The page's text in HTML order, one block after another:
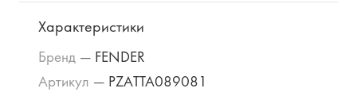
Характеристики
Бренд — FENDER
Артикул — PZATTA089081